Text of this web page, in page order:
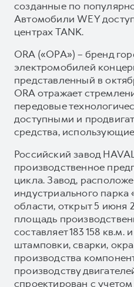
созданные по
Автомобили WEY
центрах TANK.
ORA («ОРА») – бренд
электромобилей
представленный в
ORA отражает
передовые
доступными и
средства,
Российский завод
производственное
цикла. Завод,
индустриального парка
области, открыт 5 июня
площадь
составляет 183 158 кв.м.
штамповки, сварки,
производства
производству
спроектирован с